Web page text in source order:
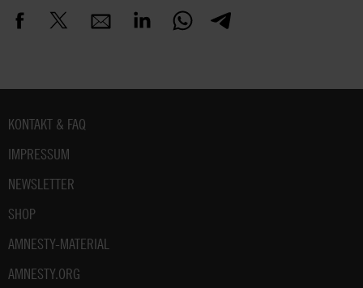
Fußbereich
KONTAKT & FAQ
IMPRESSUM
NEWSLETTER
SHOP
AMNESTY-MATERIAL
AMNESTY.ORG